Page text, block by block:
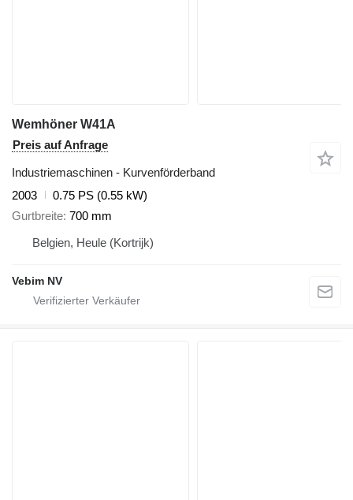
Wemhöner W41A
Preis auf Anfrage
Industriemaschinen - Kurvenförderband
2003
0.75 PS (0.55 kW)
Gurtbreite 700 mm
Belgien, Heule (Kortrijk)
Vebim NV